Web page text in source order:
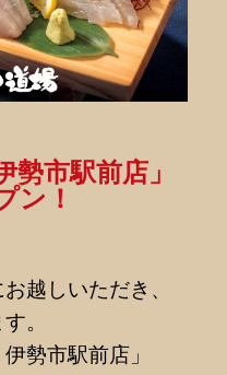
市駅前店」
ン！
越しいただき、
。
勢市駅前店」